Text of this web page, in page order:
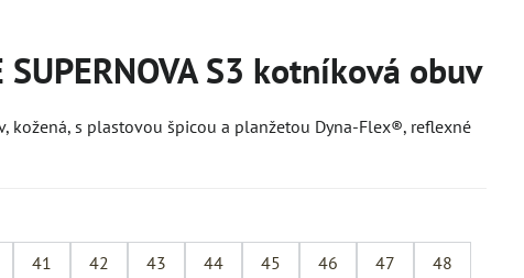
SUPERNOVA S3 kotníková obuv
kožená, s plastovou špicou a planžetou Dyna-Flex®, reflexné
41 42 43 44 45 46 47
48